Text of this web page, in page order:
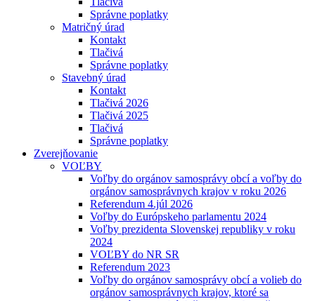
Správne poplatky
Matričný úrad
Kontakt
Tlačivá
Správne poplatky
Stavebný úrad
Kontakt
Tlačivá 2026
Tlačivá 2025
Tlačivá
Správne poplatky
Zverejňovanie
VOĽBY
Voľby do orgánov samosprávy obcí a voľby do
orgánov samosprávnych krajov v roku 2026
Referendum 4.júl 2026
Voľby do Európskeho parlamentu 2024
Voľby prezidenta Slovenskej republiky v roku
2024
VOĽBY do NR SR
Referendum 2023
Voľby do orgánov samosprávy obcí a volieb do
orgánov samosprávnych krajov, ktoré sa